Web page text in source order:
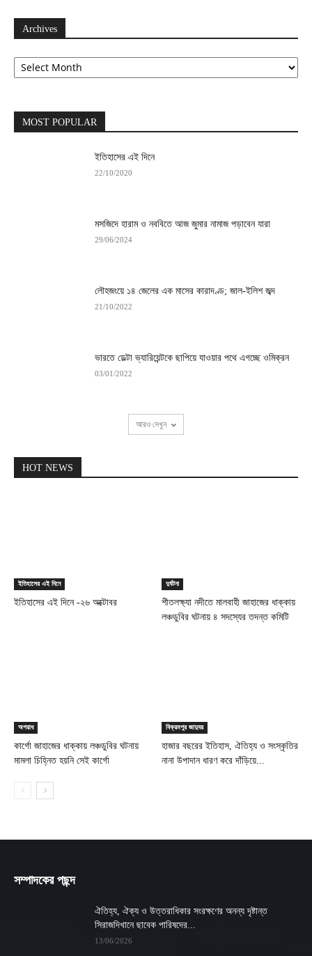
Archives
Archives
MOST POPULAR
ইতিহাসের এই দিনে
22/10/2020
মসজিদে হারাম ও নববিতে আজ জুমার নামাজ পড়াবেন যারা
29/06/2024
লৌহজংয়ে ১৪ জেলের এক মাসের কারাদণ্ড; জাল-ইলিশ জব্দ
21/10/2022
ভারতে ডেল্টা ভ্যারিয়েন্টকে ছাপিয়ে যাওয়ার পথে এগচ্ছে ওমিক্রন
03/01/2022
আরও দেখুন
HOT NEWS
ইতিহাসের এই দিনে
ইতিহাসের এই দিনে -২৬ অক্টোবর
দুর্ঘটনা
শীতলক্ষ্যা নদীতে মালবাহী জাহাজের ধাক্কায়
লঞ্চডুবির ঘটনায় ৪ সদস্যের তদন্ত কমিটি
অপরাধ
কার্গো জাহাজের ধাক্কায় লঞ্চডুবির ঘটনায়
মামলা চিহ্নিত হয়নি সেই কার্গো
বিক্রমপুর জাদুঘর
হাজার বছরের ইতিহাস, ঐতিহ্য ও সংস্কৃতির
নানা উপাদান ধারণ করে দাঁড়িয়ে...
সম্পাদকের পছন্দ
ঐতিহ্য, ঐক্য ও উত্তরাধিকার সংরক্ষণের অনন্য দৃষ্টান্ত
সিরাজদিখানে ছাবেক পারিষদের...
13/06/2026